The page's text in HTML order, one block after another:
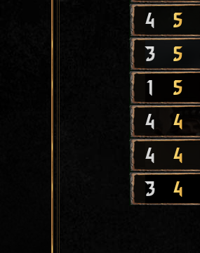
4 5
3 5
1 5
4 4
4 4
3 4